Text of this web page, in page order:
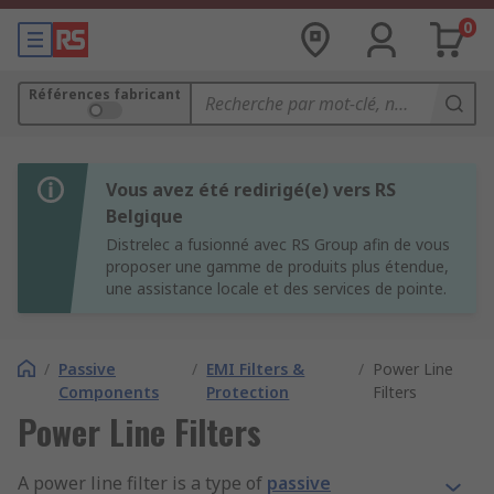
0
Références fabricant
Vous avez été redirigé(e) vers RS
Belgique
Distrelec a fusionné avec RS Group afin de vous
proposer une gamme de produits plus étendue,
une assistance locale et des services de pointe.
/ Passive
Components
/ EMI Filters &
Protection
/ Power Line
Filters
Power Line Filters
A power line filter is a type of passive